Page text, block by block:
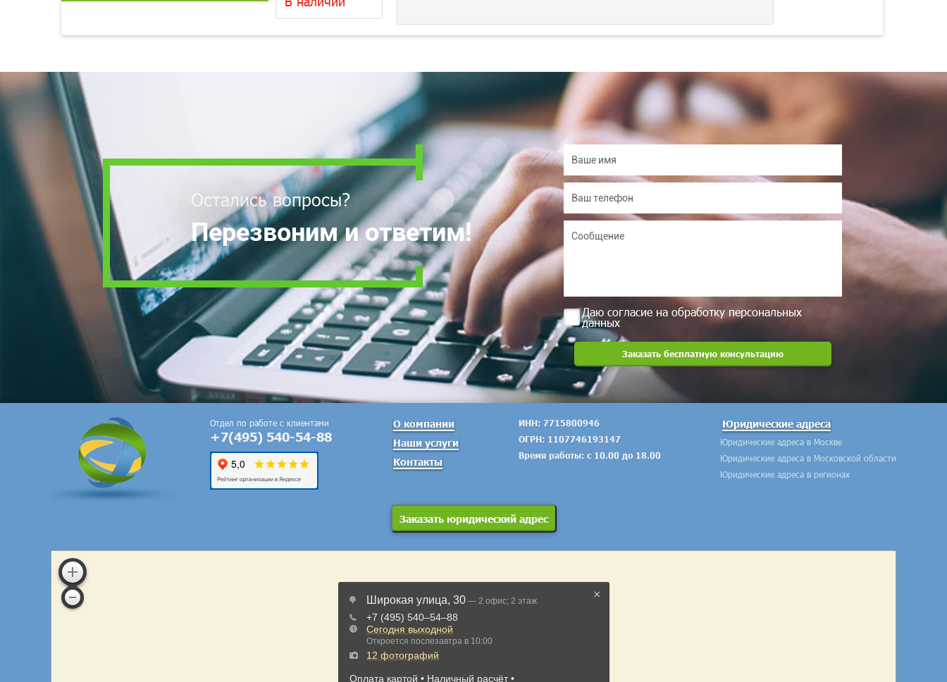
Остались вопросы?
Перезвоним и ответим!
Даю согласие на обработку персональных
данных
Отдел по работе с клиентами
+7(495) 540-54-88
О компании
Наши услуги
Контакты
ИНН: 7715800946
ОГРН: 1107746193147
Время работы: с 10.00 до 18.00
Юридические адреса
Юридические адреса в Москве
Юридические адреса в Московской области
Юридические адреса в регионах
Заказать юридический адрес